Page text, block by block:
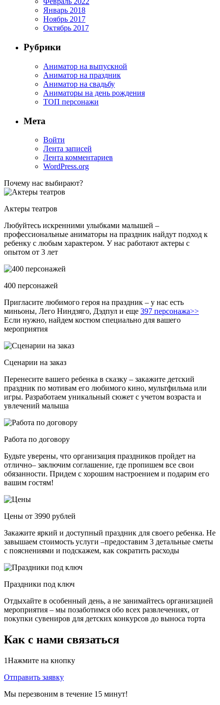
Январь 2018
Ноябрь 2017
Октябрь 2017
Рубрики
Аниматор на выпускной
Аниматор на праздник
Аниматор на свадьбу
Аниматоры на день рождения
ТОП персонажи
Мета
Войти
Лента записей
Лента комментариев
WordPress.org
Почему нас выбирают?
Актеры театров
Любуйтесь искренними улыбками малышей –
профессиональные аниматоры на праздник найдут подход к
ребенку с любым характером. У нас работают актеры с
опытом от 3 лет
400 персонажей
Пригласите любимого героя на праздник – у нас есть
миньоны, Лего Ниндзяго, Дэдпул и еще 397 персонажа>>
Если нужно, найдем костюм специально для вашего
мероприятия
Сценарии на заказ
Перенесите вашего ребенка в сказку – закажите детский
праздник по мотивам его любимого кино, мультфильма или
игры. Разработаем уникальный сюжет с учетом возраста и
увлечений малыша
Работа по договору
Будьте уверены, что организация праздников пройдет на
отлично– заключим соглашение, где пропишем все свои
обязанности. Придем с хорошим настроением и подарим его
вашим гостям!
Цены от 3990 рублей
Закажите яркий и доступный праздник для своего ребенка. Не
завышаем стоимость услуги –предоставим 3 детальные сметы
с пояснениями и подскажем, как сократить расходы
Праздники под ключ
Отдыхайте в особенный день, а не занимайтесь организацией
мероприятия – мы позаботимся обо всех развлечениях, от
покупки сувениров для детских конкурсов до выноса торта
Как с нами связаться
1Нажмите на кнопку
Отправить заявку
Мы перезвоним в течение 15 минут!